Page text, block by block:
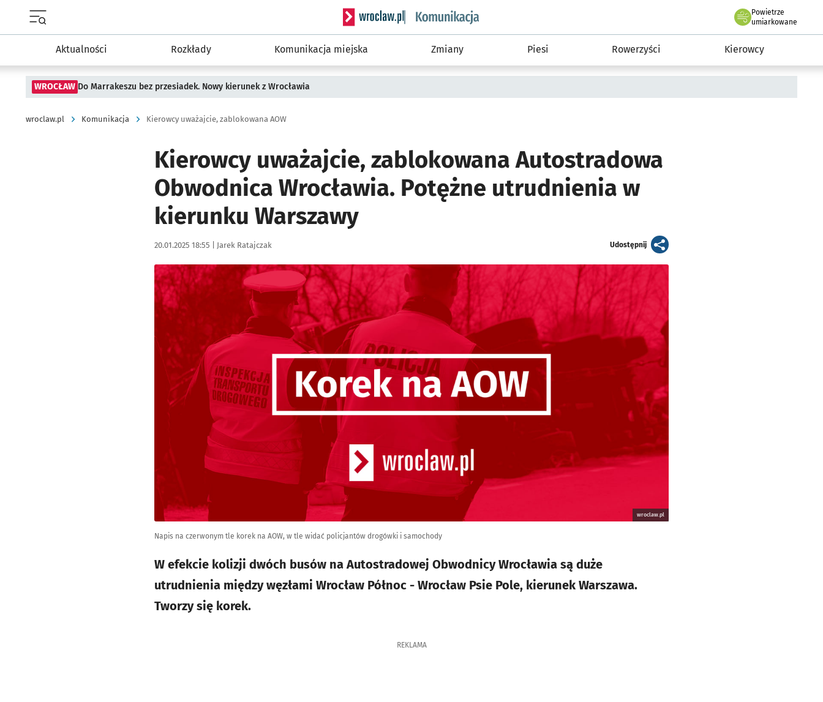
Serwis informacyjny wroclaw.pl podserwis: Komunikacja
Powietrze
we Wrocławiu
umiarkowane
Aktualności Rozkłady Komunikacja miejska Zmiany Piesi Rowerzyści Kierowcy
WROCŁAW Do Marrakeszu bez przesiadek. Nowy kierunek z Wrocławia
wroclaw.pl Komunikacja Kierowcy uważajcie, zablokowana AOW
Kierowcy uważajcie, zablokowana Autostradowa
Obwodnica Wrocławia. Potężne utrudnienia w
kierunku Warszawy
Data publikacji:
20.01.2025 18:55 | Autor:
Jarek Ratajczak Udostępnijartykuł
Kliknij, aby powiększyć
wroclaw.pl
Napis na czerwonym tle korek na AOW, w tle widać policjantów drogówki i samochody
W efekcie kolizji dwóch busów na Autostradowej Obwodnicy Wrocławia są duże
utrudnienia między węzłami Wrocław Północ - Wrocław Psie Pole, kierunek Warszawa.
Tworzy się korek.
REKLAMA